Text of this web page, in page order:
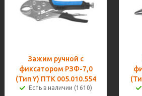
Зажим ручной с
фиксатором РЗФ-7,0
(Тип Y) ПТК 005.010.554
Есть в наличии (1610)